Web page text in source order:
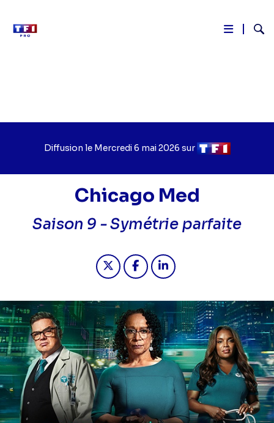
Diffusion le Jour
diffusion
Mercredi 6 mai 2026 sur Chaîne
diffusion
Chicago Med
Saison 9 -Symétrie parfaite
Partager "2026-05-06 00:45 -
Partager "2026-05-06